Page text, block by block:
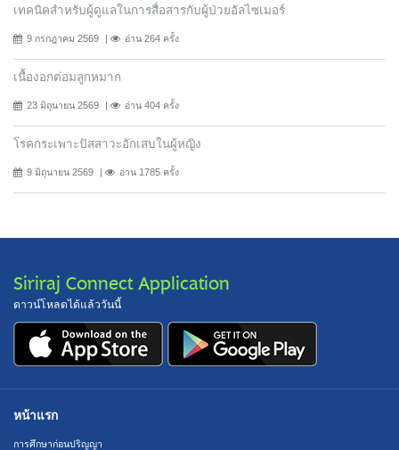
เทคนิคสำหรับผู้ดูแลในการสื่อสารกับผู้ป่วยอัลไซเมอร์
9 กรกฎาคม 2569 อ่าน 264 ครั้ง
เนื้องอกต่อมลูกหมาก
23 มิถุนายน 2569 อ่าน 404 ครั้ง
โรคกระเพาะปัสสาวะอักเสบในผู้หญิง
9 มิถุนายน 2569 อ่าน 1785 ครั้ง
Siriraj Connect Application
ดาวน์โหลดได้แล้ววันนี้
หน้าแรก
การศึกษาก่อนปริญญา